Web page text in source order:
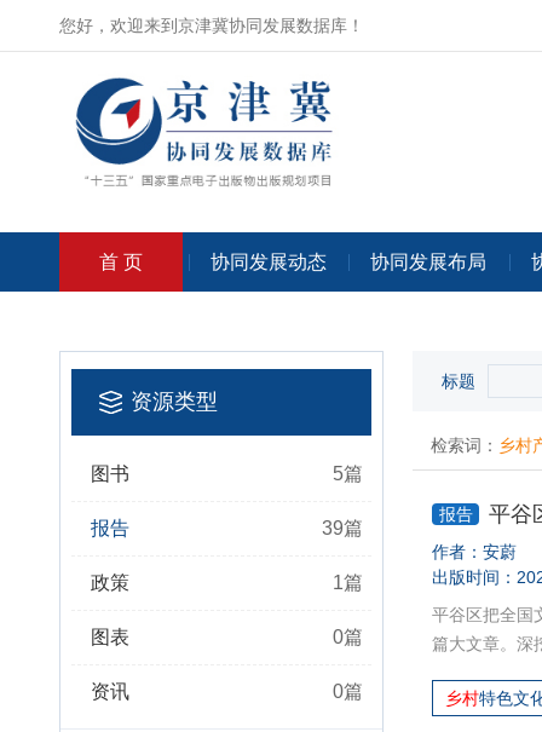
您好，欢迎来到京津冀协同发展数据库！
首 页 协同发展动态 协同发展布局
标题
检索词： 乡村
报告 平谷
作者：安蔚
出版时间：
平谷区把全国
篇大文章。深
育、创意农
乡村特色文
资源类型
5篇
图书
39篇
报告
1篇
政策
0篇
图表
0篇
资讯